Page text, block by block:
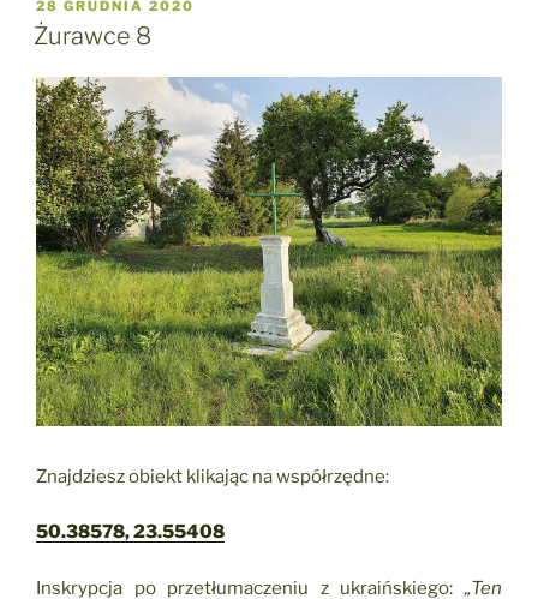
OPUBLIKOWANE
W
28 GRUDNIA 2020
Żurawce 8
Znajdziesz obiekt klikając na współrzędne:
50.38578, 23.55408
Inskrypcja po przetłumaczeniu z ukraińskiego:„Ten